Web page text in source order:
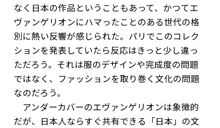
なく日本の作品ということもあって、かつてエ
ヴァンゲリオンにハマったことのある世代の格
別に熱い反響が感じられた。パリでこのコレク
ションを発表していたら反応はきっと少し違っ
ただろう。それは服のデザインや完成度の問題
ではなく、ファッションを取り巻く文化の問題
なのだろう。
アンダーカバーのエヴァンゲリオンは象徴的
だが、日本人ならすぐ共有できる「日本」の文